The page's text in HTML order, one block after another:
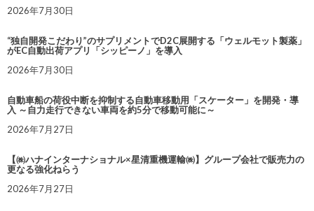
2026年7月30日
“独自開発こだわり”のサプリメントでD2C展開する「ウェルモット製薬」
がEC自動出荷アプリ「シッピーノ」を導入
2026年7月30日
自動車船の荷役中断を抑制する自動車移動用「スケーター」を開発・導
入 ～自力走行できない車両を約5分で移動可能に～
2026年7月27日
【㈱ハナインターナショナル×星清重機運輸㈱】グループ会社で販売力の
更なる強化ねらう
2026年7月27日